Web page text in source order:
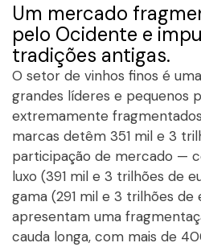
Um mercado
pelo Ocidente e
tradições antigas.
O setor de vinhos finos é
grandes líderes e pequenos
extremamente
marcas detêm 351 mil e 3
participação de mercado —
luxo (391 mil e 3 trilhões de
gama (291 mil e 3 trilhões de
apresentam uma
cauda longa, com mais de